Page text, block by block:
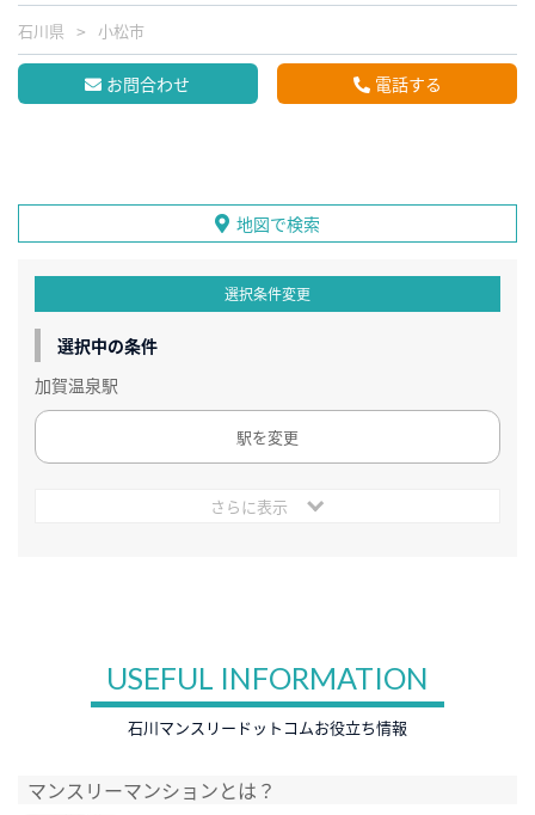
石川県 小松市
お問合わせ 電話する
地図で検索
選択条件変更
選択中の条件
加賀温泉駅
駅を変更
さらに表示
USEFUL INFORMATION
石川マンスリードットコムお役立ち情報
マンスリーマンションとは？